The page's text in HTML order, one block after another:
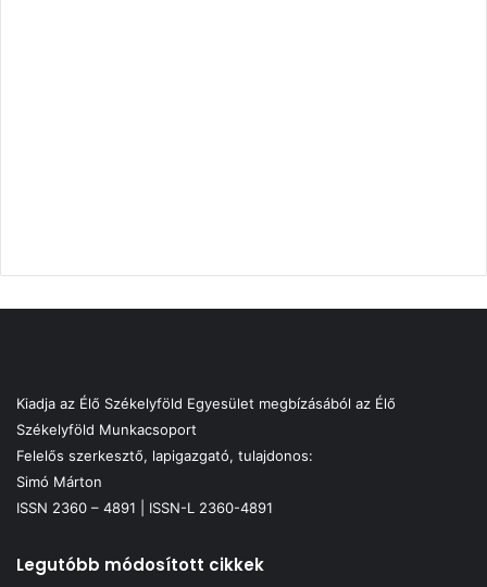
Kiadja az Élő Székelyföld Egyesület megbízásából az Élő
Székelyföld Munkacsoport
Felelős szerkesztő, lapigazgató, tulajdonos:
Simó Márton
ISSN 2360 – 4891 | ISSN-L 2360-4891
Legutóbb módosított cikkek